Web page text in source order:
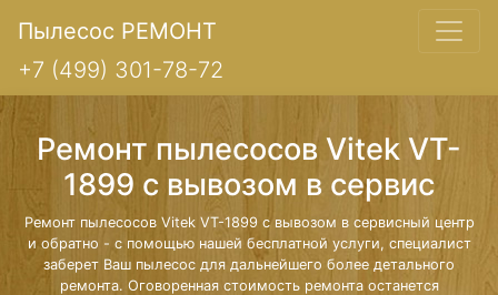
Пылесос РЕМОНТ
+7 (499) 301-78-72
Ремонт пылесосов Vitek VT-
1899 с вывозом в сервис
Ремонт пылесосов Vitek VT-1899 с вывозом в сервисный центр
и обратно - с помощью нашей бесплатной услуги, специалист
заберет Ваш пылесос для дальнейшего более детального
ремонта. Оговоренная стоимость ремонта останется